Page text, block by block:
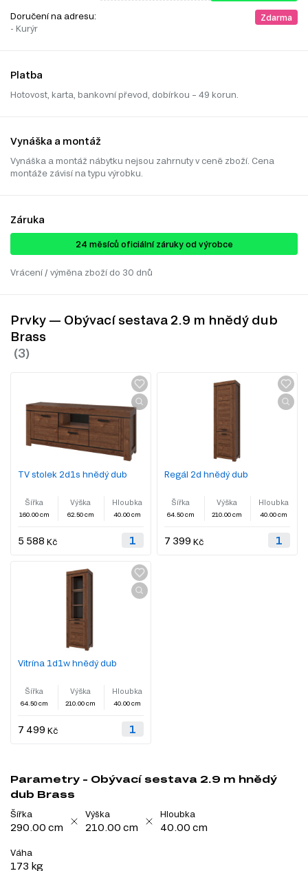
Doručení na adresu:
- Kurýr
Zdarma
Platba
Hotovost, karta, bankovní převod, dobírkou – 49 korun.
Vynáška a montáž
Vynáška a montáž nábytku nejsou zahrnuty v ceně zboží. Cena
montáže závisí na typu výrobku.
Záruka
24 ​​​​měsíců oficiální záruky od výrobce
Vrácení / výměna zboží do 30 dnů
Prvky — Obývací sestava 2.9 m hnědý dub
Brass
TV stolek 2d1s hnědý dub
Šířka
160.00 cm
Výška
62.50 cm
Hloubka
40.00 cm
5 588 Kč
Regál 2d hnědý dub
Šířka
64.50 cm
Výška
210.00 cm
Hloubka
40.00 cm
7 399 Kč
Vitrína 1d1w hnědý dub
Šířka
64.50 cm
Výška
210.00 cm
Hloubka
40.00 cm
7 499 Kč
Parametry - Obývací sestava 2.9 m hnědý
dub Brass
Šířka
290.00 cm
Výška
210.00 cm
Hloubka
40.00 cm
Váha
173 kg